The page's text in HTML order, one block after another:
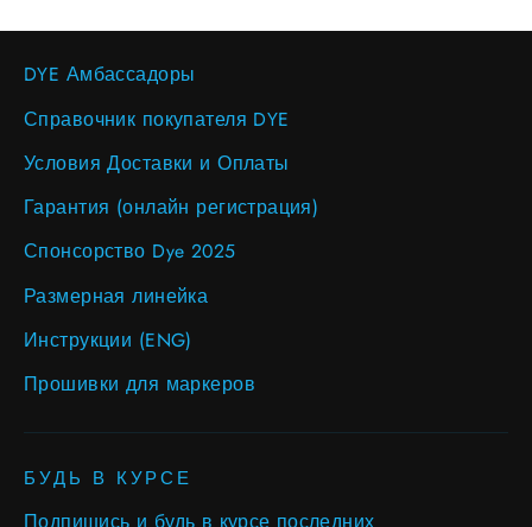
DYE Амбассадоры
Справочник покупателя DYE
Условия Доставки и Оплаты
Гарантия (онлайн регистрация)
Спонсорство Dye 2025
Размерная линейка
Инструкции (ENG)
Прошивки для маркеров
БУДЬ В КУРСЕ